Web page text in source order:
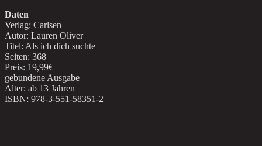
Daten
Verlag: Carlsen
Autor: Lauren Oliver
Titel: Als ich dich suchte
Seiten: 368
Preis: 19,99€
gebundene Ausgabe
Alter: ab 13 Jahren
ISBN: 978-3-551-58351-2